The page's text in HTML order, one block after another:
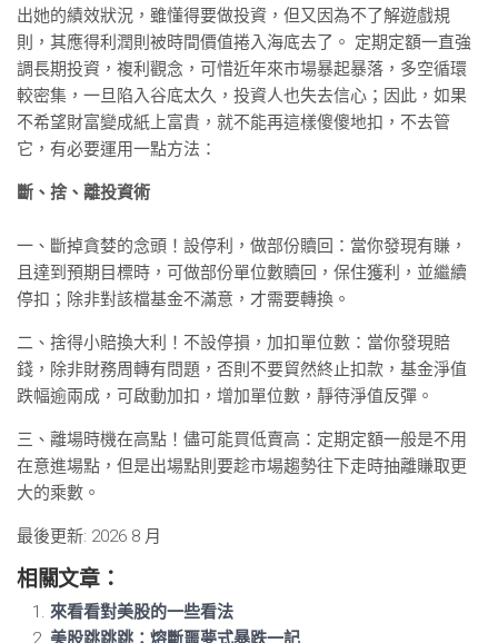
出她的績效狀況，雖懂得要做投資，但又因為不了解遊戲規
則，其應得利潤則被時間價值捲入海底去了。 定期定額一直強
調長期投資，複利觀念，可惜近年來市場暴起暴落，多空循環
較密集，一旦陷入谷底太久，投資人也失去信心；因此，如果
不希望財富變成紙上富貴，就不能再這樣傻傻地扣，不去管
它，有必要運用一點方法：
斷、捨、離投資術
一、斷掉貪婪的念頭！設停利，做部份贖回：當你發現有賺，
且達到預期目標時，可做部份單位數贖回，保住獲利，並繼續
停扣；除非對該檔基金不滿意，才需要轉換。
二、捨得小賠換大利！不設停損，加扣單位數：當你發現賠
錢，除非財務周轉有問題，否則不要貿然終止扣款，基金淨值
跌幅逾兩成，可啟動加扣，增加單位數，靜待淨值反彈。
三、離場時機在高點！儘可能買低賣高：定期定額一般是不用
在意進場點，但是出場點則要趁市場趨勢往下走時抽離賺取更
大的乘數。
最後更新: 2026 8 月
相關文章：
來看看對美股的一些看法
美股跳跳跳：熔斷噩夢式暴跌一記